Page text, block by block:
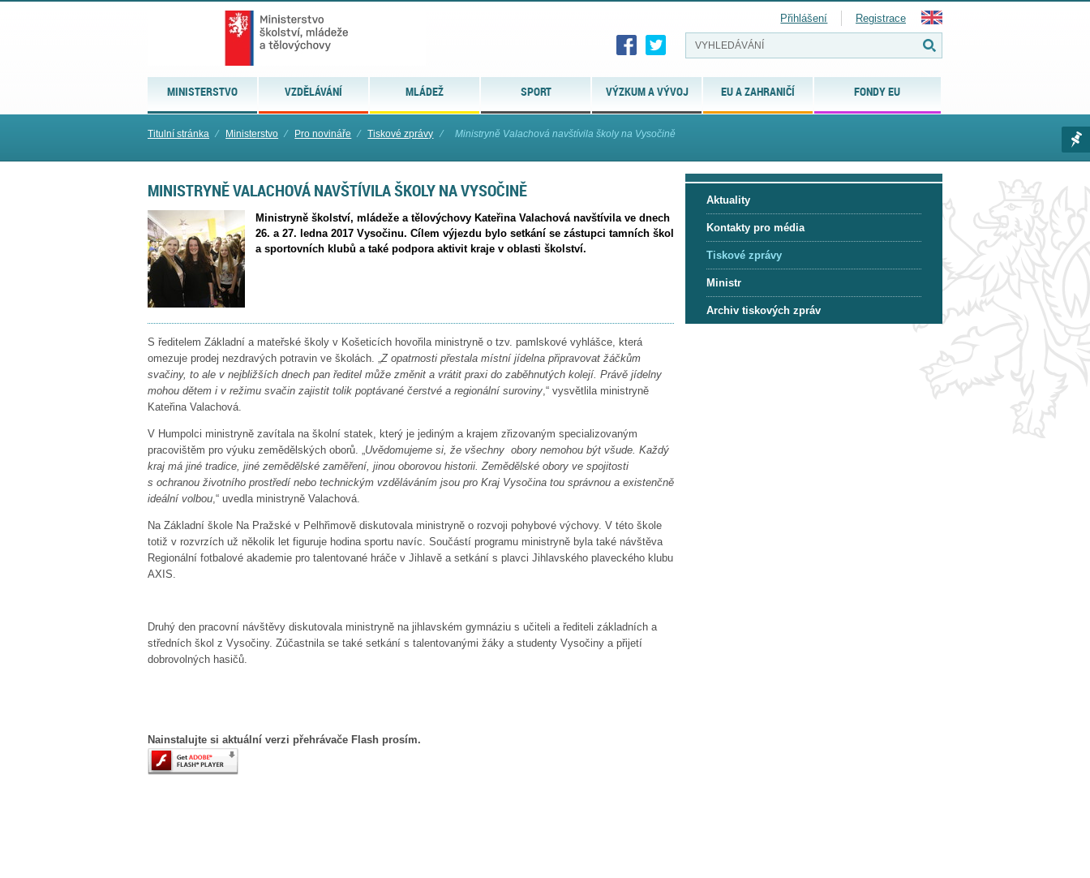
MINISTERSTVO VZDĚLÁVÁNÍ MLÁDEŽ SPORT VÝZKUM A VÝVOJ EU A ZAHRANIČÍ FONDY EU
Přihlášení Registrace
Titulní stránka ⁄ Ministerstvo ⁄ Pro novináře ⁄ Tiskové zprávy ⁄ Ministryně Valachová navštívila školy na Vysočině
MINISTRYNĚ VALACHOVÁ NAVŠTÍVILA ŠKOLY NA VYSOČINĚ
Ministryně školství, mládeže a tělovýchovy Kateřina Valachová navštívila ve dnech
26. a 27. ledna 2017 Vysočinu. Cílem výjezdu bylo setkání se zástupci tamních škol
a sportovních klubů a také podpora aktivit kraje v oblasti školství.
S ředitelem Základní a mateřské školy v Košeticích hovořila ministryně o tzv. pamlskové vyhlášce, která
omezuje prodej nezdravých potravin ve školách. „Z opatrnosti přestala místní jídelna připravovat žáčkům
svačiny, to ale v nejbližších dnech pan ředitel může změnit a vrátit praxi do zaběhnutých kolejí. Právě jídelny
mohou dětem i v režimu svačin zajistit tolik poptávané čerstvé a regionální suroviny,“ vysvětlila ministryně
Kateřina Valachová.
V Humpolci ministryně zavítala na školní statek, který je jediným a krajem zřizovaným specializovaným
pracovištěm pro výuku zemědělských oborů. „Uvědomujeme si, že všechny obory nemohou být všude. Každý
kraj má jiné tradice, jiné zemědělské zaměření, jinou oborovou historii. Zemědělské obory ve spojitosti
s ochranou životního prostředí nebo technickým vzděláváním jsou pro Kraj Vysočina tou správnou a existenčně
ideální volbou,“ uvedla ministryně Valachová.
Na Základní škole Na Pražské v Pelhřimově diskutovala ministryně o rozvoji pohybové výchovy. V této škole
totiž v rozvrzích už několik let figuruje hodina sportu navíc. Součástí programu ministryně byla také návštěva
Regionální fotbalové akademie pro talentované hráče v Jihlavě a setkání s plavci Jihlavského plaveckého klubu
AXIS.
Druhý den pracovní návštěvy diskutovala ministryně na jihlavském gymnáziu s učiteli a řediteli základních a
středních škol z Vysočiny. Zúčastnila se také setkání s talentovanými žáky a studenty Vysočiny a přijetí
dobrovolných hasičů.
Nainstalujte si aktuální verzi přehrávače Flash prosím.
Aktuality
Kontakty pro média
Tiskové zprávy
Ministr
Archiv tiskových zpráv